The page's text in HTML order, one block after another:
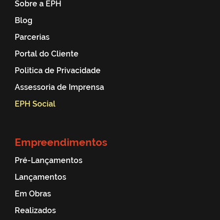
Sobre a EPH
Blog
Parcerias
Portal do Cliente
Politica de Privacidade
Assessoria de Imprensa
EPH Social
Empreendimentos
Pré-Lançamentos
Lançamentos
Em Obras
Realizados